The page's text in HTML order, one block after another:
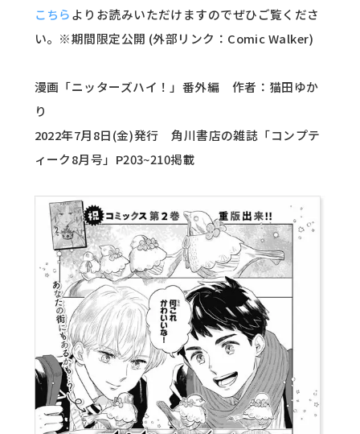
こちらよりお読みいただけますのでぜひご覧くださ
い。※期間限定公開 (外部リンク：Comic Walker)
漫画「ニッターズハイ！」番外編 作者：猫田ゆか
り
2022年7月8日(金)発行 角川書店の雑誌「コンプテ
ィーク8月号」P203~210掲載